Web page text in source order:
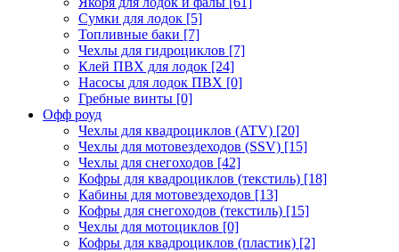
Сумки для лодок [5]
Топливные баки [7]
Чехлы для гидроциклов [7]
Клей ПВХ для лодок [24]
Насосы для лодок ПВХ [0]
Гребные винты [0]
Офф роуд
Чехлы для квадроциклов (ATV) [20]
Чехлы для мотовездеходов (SSV) [15]
Чехлы для снегоходов [42]
Кофры для квадроциклов (текстиль) [18]
Кабины для мотовездеходов [13]
Кофры для снегоходов (текстиль) [15]
Чехлы для мотоциклов [0]
Кофры для квадроциклов (пластик) [2]